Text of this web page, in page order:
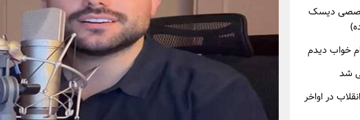
دیسک
خواب دیدم
شد
در اواخر